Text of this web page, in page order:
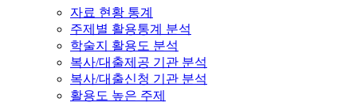
자료 현황 통계
주제별 활용통계 분석
학술지 활용도 분석
복사/대출제공 기관 분석
복사/대출신청 기관 분석
활용도 높은 주제